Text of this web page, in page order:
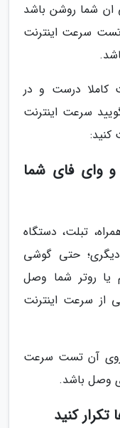
ان شما روشن باشد
سرعت اینترنت
کاملا درست و در
سرعت اینترنت
کنید:
و وای فای شما
تبلت، دستگاه
حتی گوشی
یا روتر شما وصل
سرعت اینترنت
روی آن تست سرعت
وصل باشد.